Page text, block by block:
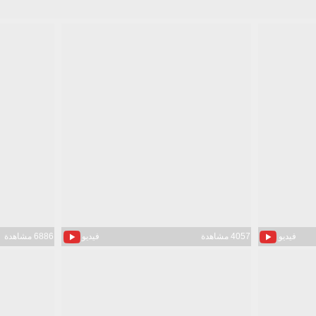
فيديو فيديو 4057 مشاهدة 6886 مشاهدة